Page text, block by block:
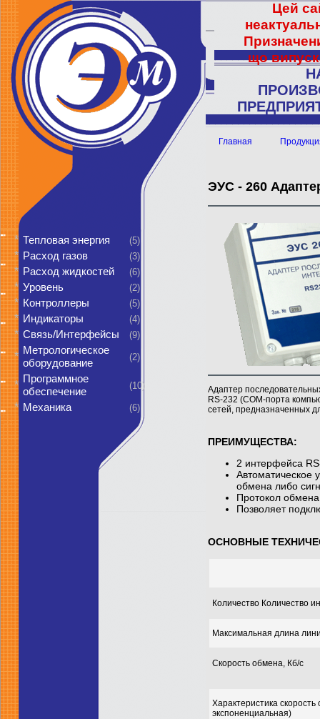
* Тепловая энергия (5)
* Расход газов (3)
* Расход жидкостей (6)
* Уровень (2)
* Контроллеры (5)
* Индикаторы (4)
* Связь/Интерфейсы (9)
* Метрологическое
оборудование
(2)
* Программное
обеспечение
(10)
* Механика (6)
Цей
що
Главная
ЭУС - 260
Адаптер
RS-232 (СОМ-порта
сетей, предназначенных
ПРЕИМУЩЕСТВА:
2 интерфейса
Автоматическое
обмена либо
Протокол
Позволяет
ОСНОВНЫЕ
Количество Количество
Максимальная длина
Скорость обмена, Кб/с
Характеристика
экспоненциальная)